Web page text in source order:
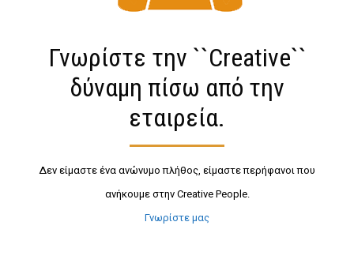
Γνωρίστε την ``Creative``
δύναμη πίσω από την
εταιρεία.
Δεν είμαστε ένα ανώνυμο πλήθος, είμαστε περήφανοι που
ανήκουμε στην Creative People.
Γνωρίστε μας